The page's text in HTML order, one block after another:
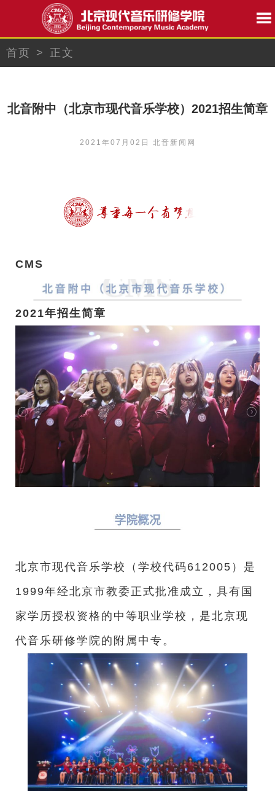
首页 > 正文
北音附中（北京市现代音乐学校）2021招生简章
2021年07月02日 北音新闻网
CMS
2021年招生简章
北京市现代音乐学校（学校代码612005）是
1999年经北京市教委正式批准成立，具有国
家学历授权资格的中等职业学校，是北京现
代音乐研修学院的附属中专。